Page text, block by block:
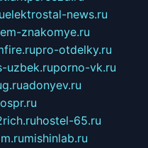
elektrostal-news.ru
znakomye.ru
pro-otdelky.ru
uzbek.ruporno-vk.ru
adonyev.ru
hostel-65.ru
mishinlab.ru